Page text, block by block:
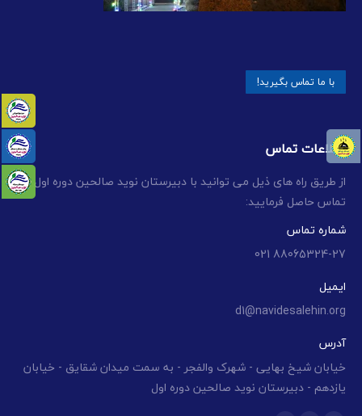
با ما تماس بگیرید!
اطلاعات تماس
از طریق راه های ذیل می توانید با دبیرستان نوید صالحین دوره اول
تماس حاصل فرمایید:
شماره تماس
88065324-27 021
ایمیل
d1@navidesalehin.org
آدرس
خیابان شیخ بهایی - شهرک والفجر - به سمت میدان شقایق - خیابان
یازدهم - دبیرستان نوید صالحین دوره اول